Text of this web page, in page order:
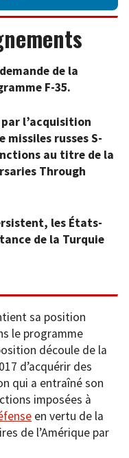
de la
F-35.
l’acquisition
missiles russes S-
au titre de la
Through
les États-
de la Turquie
sa position
le programme
découle de la
d’acquérir des
qui a entraîné son
imposées à
en vertu de la
de l’Amérique par